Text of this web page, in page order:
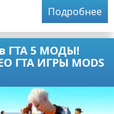
Подробнее
ГТА 5 МОДЫ!
ГТА ИГРЫ MODS